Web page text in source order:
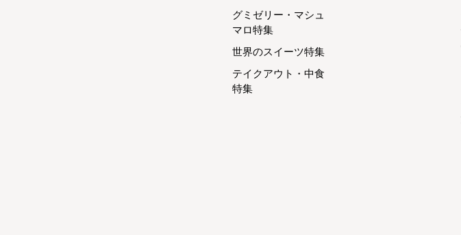
グミゼリー・マシュ
マロ特集
世界のスイーツ特集
テイクアウト・中食
特集